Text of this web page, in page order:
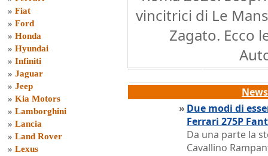
» Fiat
» Ford
» Honda
» Hyundai
» Infiniti
» Jaguar
» Jeep
» Kia Motors
» Lamborghini
» Lancia
» Land Rover
» Lexus
vincitrici di Le
Zagato. Ecco
» Due modi di
Ferrari 275P
Da una parte la
Cavallino